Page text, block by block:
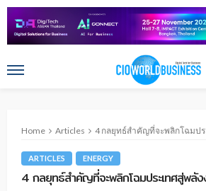
Home Articles 4 กลยุทธ์สำคัญที่จะพลิกโฉมปร
ARTICLES ENERGY
4 กลยุทธ์สำคัญที่จะพลิกโฉมประเทศสู่พลั